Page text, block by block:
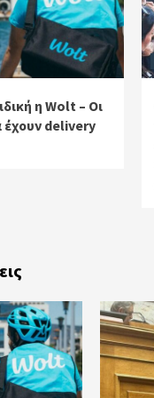
η Wolt – Οι
έχουν delivery